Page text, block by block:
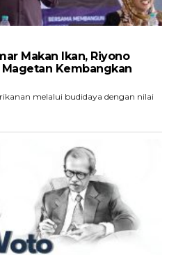
Makan Ikan, Riyono
Kembangkan
melalui budidaya dengan nilai